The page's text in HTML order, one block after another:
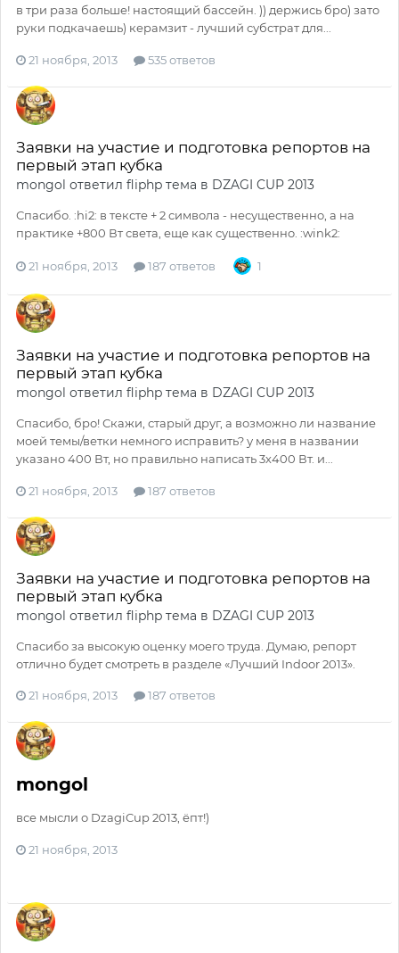
в три раза больше! настоящий бассейн. )) держись бро) зато
руки подкачаешь) керамзит - лучший субстрат для...
21 ноября, 2013 535 ответов
Заявки на участие и подготовка репортов на
первый этап кубка
mongol ответил fliphp тема в DZAGI CUP 2013
Спасибо. :hi2: в тексте + 2 символа - несущественно, а на
практике +800 Вт света, еще как существенно. :wink2:
21 ноября, 2013 187 ответов 1
Заявки на участие и подготовка репортов на
первый этап кубка
mongol ответил fliphp тема в DZAGI CUP 2013
Спасибо, бро! Скажи, старый друг, а возможно ли название
моей темы/ветки немного исправить? у меня в названии
указано 400 Вт, но правильно написать 3х400 Вт. и...
21 ноября, 2013 187 ответов
Заявки на участие и подготовка репортов на
первый этап кубка
mongol ответил fliphp тема в DZAGI CUP 2013
Спасибо за высокую оценку моего труда. Думаю, репорт
отлично будет смотреть в разделе «Лучший Indoor 2013».
21 ноября, 2013 187 ответов
mongol
все мысли о DzagiCup 2013, ёпт!)
21 ноября, 2013